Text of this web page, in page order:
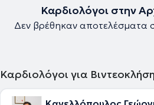
Καρδιολόγοι στην
Δεν βρέθηκαν αποτελέσματα
Καρδιολόγοι για